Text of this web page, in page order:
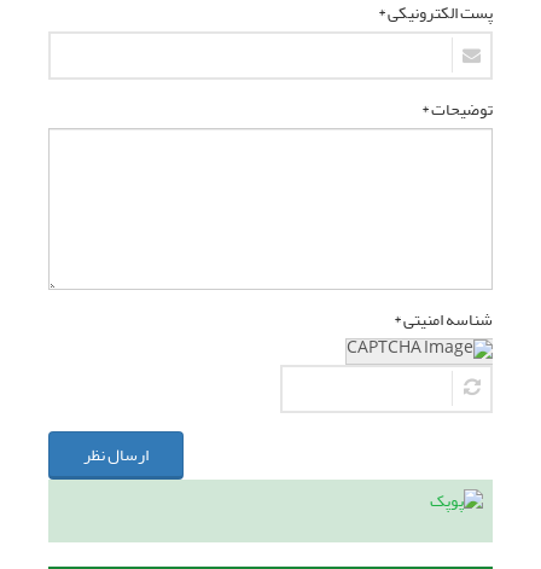
پست الکترونیکی *
توضیحات *
شناسه امنیتی *
ارسال نظر